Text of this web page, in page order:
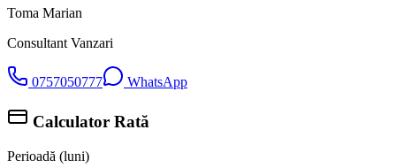
Toma Marian
Consultant Vanzari
0757050777 WhatsApp
Calculator Rată
Perioadă (luni)